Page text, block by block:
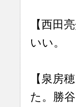
【西田
いい。
【泉房
た。勝